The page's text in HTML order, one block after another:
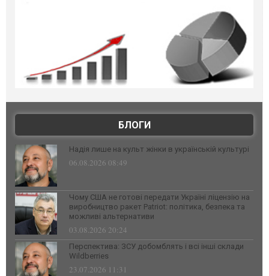
БЛОГИ
Надія лише на культ жінки в українській культурі
06.08.2026 08:49
Чому США не готові передати Україні ліцензію на
виробництво ракет Patriot: політика, безпека та
можливі альтернативи
03.08.2026 20:24
Перспектива: ЗСУ добомблять і всі інші склади
Wildberries
23.07.2026 11:31